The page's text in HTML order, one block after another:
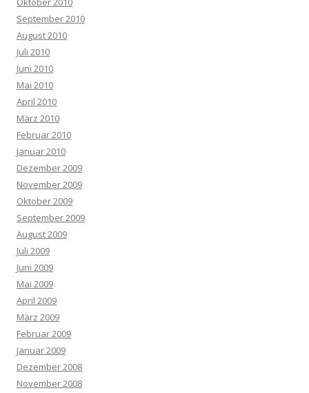
September 2010
August 2010
Juli 2010
Juni 2010
Mai 2010
April 2010
März 2010
Februar 2010
Januar 2010
Dezember 2009
November 2009
Oktober 2009
September 2009
August 2009
Juli 2009
Juni 2009
Mai 2009
April 2009
März 2009
Februar 2009
Januar 2009
Dezember 2008
November 2008